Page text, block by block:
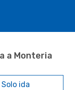
a Monteria
Solo ida